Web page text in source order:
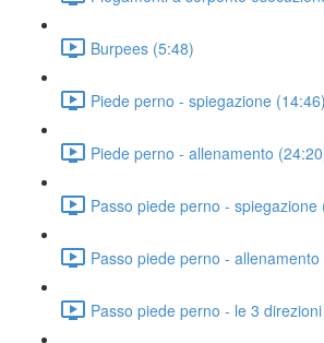
Burpees (5:48)
Piede perno - spiegazione (14:46)
Piede perno - allenamento
Passo piede perno - spiegazione
Passo piede perno - allenamento
Passo piede perno - le 3